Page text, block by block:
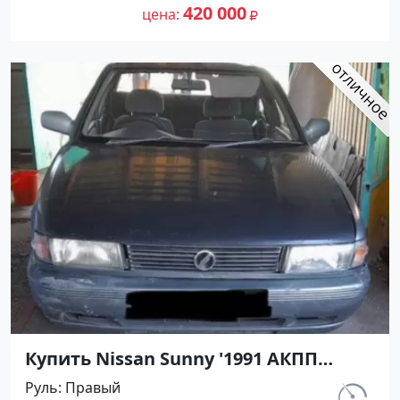
№27501 на сайте Авторынок23
цена 420 000
Купить Nissan Sunny '1991 АКПП
(1400/75 л.с.) Бензин инжектор
Руль Правый